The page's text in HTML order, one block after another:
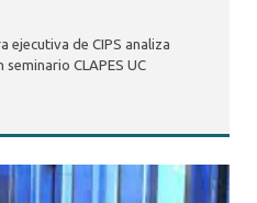
ejecutiva de CIPS analiza
CLAPES UC